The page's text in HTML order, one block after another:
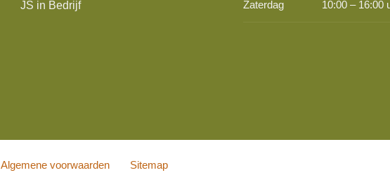
JS in Bedrijf Zaterdag 10:00 – 16:00
Algemene voorwaarden Sitemap